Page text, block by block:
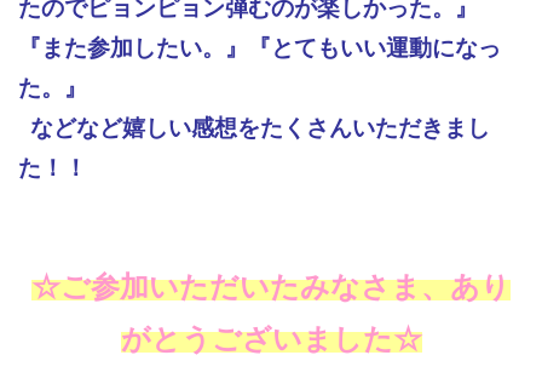
たのでピョンピョン弾むのが楽しかった。』
『また参加したい。』『とてもいい運動になっ
た。』
などなど嬉しい感想をたくさんいただきまし
た！！
☆ご参加いただいたみなさま、あり
がとうございました☆